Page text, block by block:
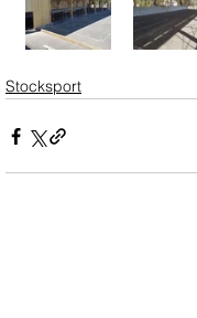
Stocksport